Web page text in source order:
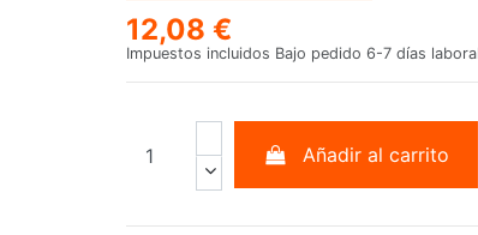
12,08 €
Impuestos incluidos Bajo pedido 6-7 días
Añadir al carrito